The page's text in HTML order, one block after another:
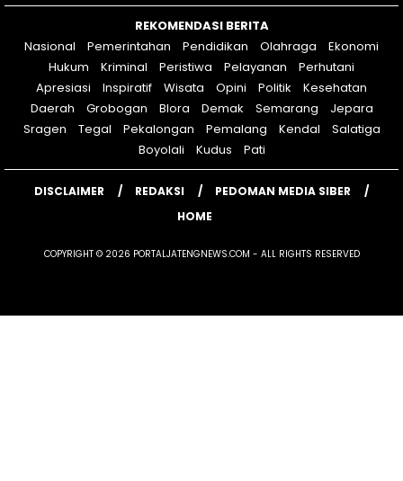
REKOMENDASI BERITA
Nasional
Pemerintahan Pendidikan Olahraga
Ekonomi
Hukum
Kriminal Peristiwa Pelayanan
Perhutani
Apresiasi
Inspiratif Wisata Opini Politik
Kesehatan
Daerah
Grobogan Blora Demak Semarang
Jepara
Sragen
Tegal Pekalongan Pemalang Kendal
Salatiga
Boyolali
Kudus Pati
DISCLAIMER REDAKSI
PEDOMAN MEDIA SIBER
HOME
COPYRIGHT © 2026 PORTALJATENGNEWS.COM - ALL RIGHTS RESERVED